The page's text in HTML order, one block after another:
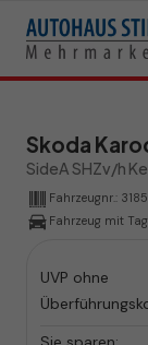
Skoda
SideA SHZv/h
Fahrzeugnr.:
Fahrzeug mit
UVP ohne